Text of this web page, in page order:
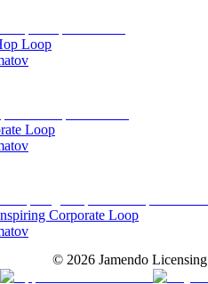
Loop
Loop
Corporate Loop
© 2026 Jamendo Licensing